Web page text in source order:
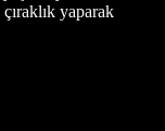
yaparak